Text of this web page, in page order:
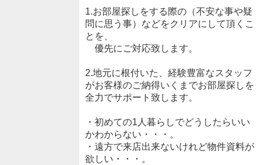
1.お部屋探しをする際の（不安な事や疑
問に思う事）などをクリアにして頂くこ
とを、
優先にご対応致します。
2.地元に根付いた、経験豊富なスタッフ
がお客様のご納得いくまでお部屋探しを
全力でサポート致します。
・初めての1人暮らしでどうしたらいい
かわからない・・・。
・遠方で来店出来ないけれど物件資料が
欲しい・・・。